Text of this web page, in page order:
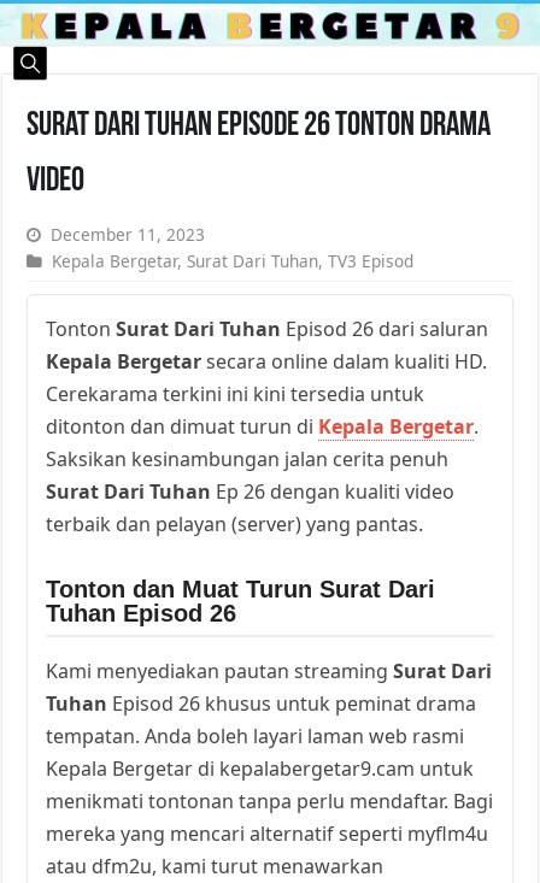
Surat Dari Tuhan Episode 26 Tonton Drama
Video
December 11, 2023
Kepala Bergetar, Surat Dari Tuhan,TV3 Episod
TontonSurat Dari Tuhan Episod 26 dari saluran
Kepala Bergetarsecara online dalam kualiti HD.
Cerekarama terkini ini kini tersedia untuk
ditonton dan dimuat turun di Kepala Bergetar.
Saksikan kesinambungan jalan cerita penuh
Surat Dari Tuhan Ep 26 dengan kualiti video
terbaik dan pelayan (server) yang pantas.
Tonton dan Muat Turun Surat Dari
Tuhan Episod 26
Kami menyediakan pautan streamingSurat Dari
Tuhan Episod 26 khusus untuk peminat drama
tempatan. Anda boleh layari laman web rasmi
Kepala Bergetar di kepalabergetar9.cam untuk
menikmati tontonan tanpa perlu mendaftar. Bagi
mereka yang mencari alternatif seperti myflm4u
atau dfm2u, kami turut menawarkan